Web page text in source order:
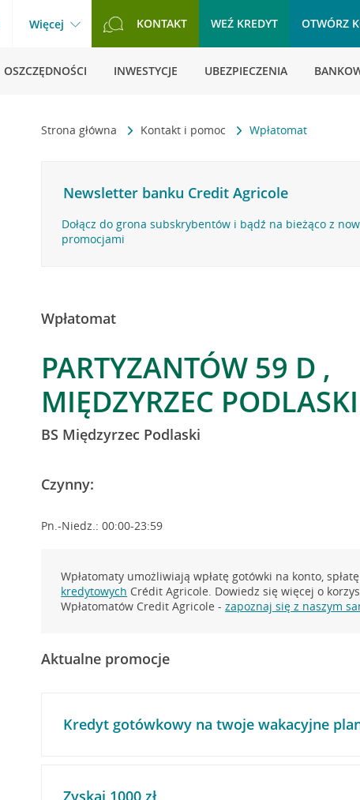
Więcej KONTAKT WEŹ KREDYT OTWÓRZ
OSZCZĘDNOŚCI INWESTYCJE UBEZPIECZENIA
Strona główna Kontakt i pomoc Wpłatomat
Newsletter banku Credit Agricole
Dołącz do grona subskrybentów i bądź na bieżąco z
promocjami
Wpłatomat
PARTYZANTÓW 59 D ,
MIĘDZYRZEC PODLASKI
BS Międzyrzec Podlaski
Czynny:
Pn.-Niedz.: 00:00-23:59
Wpłatomaty umożliwiają wpłatę gotówki na konto,
kredytowych Crédit Agricole. Dowiedz się więcej o
Wpłatomatów Credit Agricole -zapoznaj się z naszym
Aktualne promocje
Kredyt gotówkowy na twoje wakacyjne
Zyskaj 1000 zł